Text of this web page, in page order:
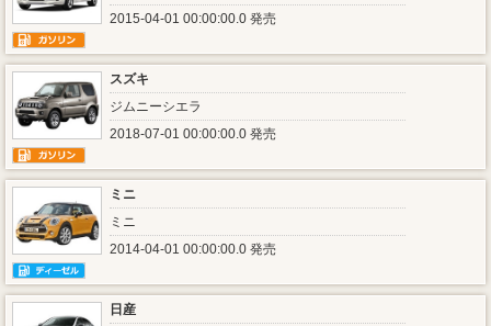
2015-04-01 00:00:00.0 発売
スズキ
ジムニーシエラ
2018-07-01 00:00:00.0 発売
ミニ
ミニ
2014-04-01 00:00:00.0 発売
日産